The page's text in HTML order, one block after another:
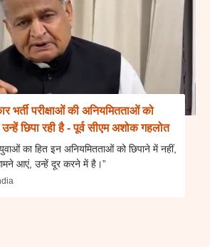
भर्ती परीक्षाओं की अनियमितताओं को
छिपा रही है - पूर्व सीएम अशोक गहलोत
का हित इन अनियमितताओं को छिपाने में नहीं,
आएं, उन्हें दूर करने में है।”